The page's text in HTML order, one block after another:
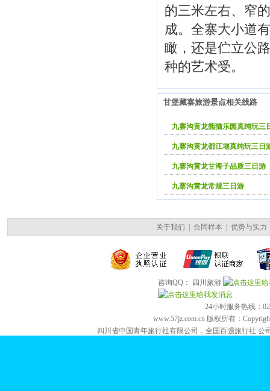
的三米左右、窄
成。全寨大小道
瞰，还是伫立公
种的艺术受。
甘堡藏寨旅游景点相关线路
九寨沟黄龙熊猫乐园真纯玩三
九寨沟黄龙都江堰真纯玩三日
九寨沟黄龙甘海子品质三日游
九寨沟黄龙常规三日游
关于我们 合同样本 优势与实力
咨询QQ： 四川旅游
24小时服务热线：
www.57jz.com.cn 版权所有：
四川省中国青年旅行社有限公司，全国百强旅行社